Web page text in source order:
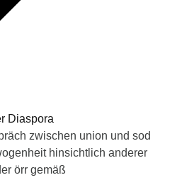
Diaspora
zwischen union und sod
hinsichtlich anderer
örr gemäß